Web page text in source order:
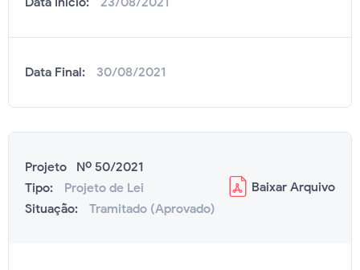
Data Final: 30/08/2021
Projeto Nº 50/2021
Tipo:
Projeto de Lei
Situação:
Tramitado (Aprovado)
Baixar Arquivo